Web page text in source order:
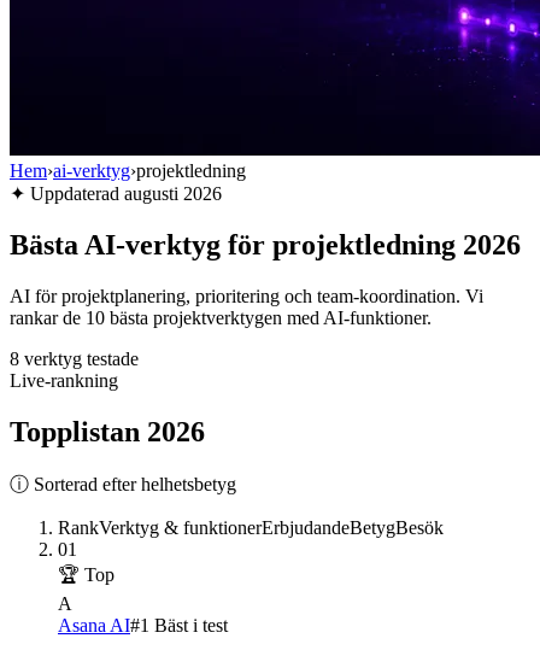
Hem›ai-verktyg›projektledning
✦ Uppdaterad augusti 2026
Bästa AI-verktyg för projektledning 2026
AI för projektplanering, prioritering och team-koordination. Vi
rankar de 10 bästa projektverktygen med AI-funktioner.
8 verktyg testade
Live-rankning
Topplistan 2026
ⓘ Sorterad efter helhetsbetyg
RankVerktyg & funktionerErbjudandeBetygBesök
01
🏆 Top
A
Asana AI#1 Bäst i test